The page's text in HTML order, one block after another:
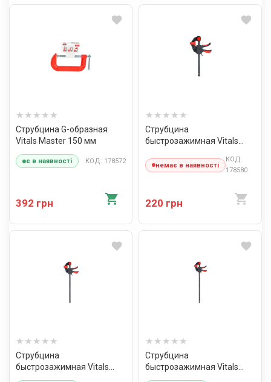
Струбцина G-образная
Vitals Master 150 мм
є в наявності КОД: 178572
392 грн
Струбцина
быстрозажимная Vitals
немає в наявності
КОД:
178580
220 грн
Струбцина
быстрозажимная Vitals
Master 70х300 мм
Струбцина
быстрозажимная Vitals
Master 70х450 мм